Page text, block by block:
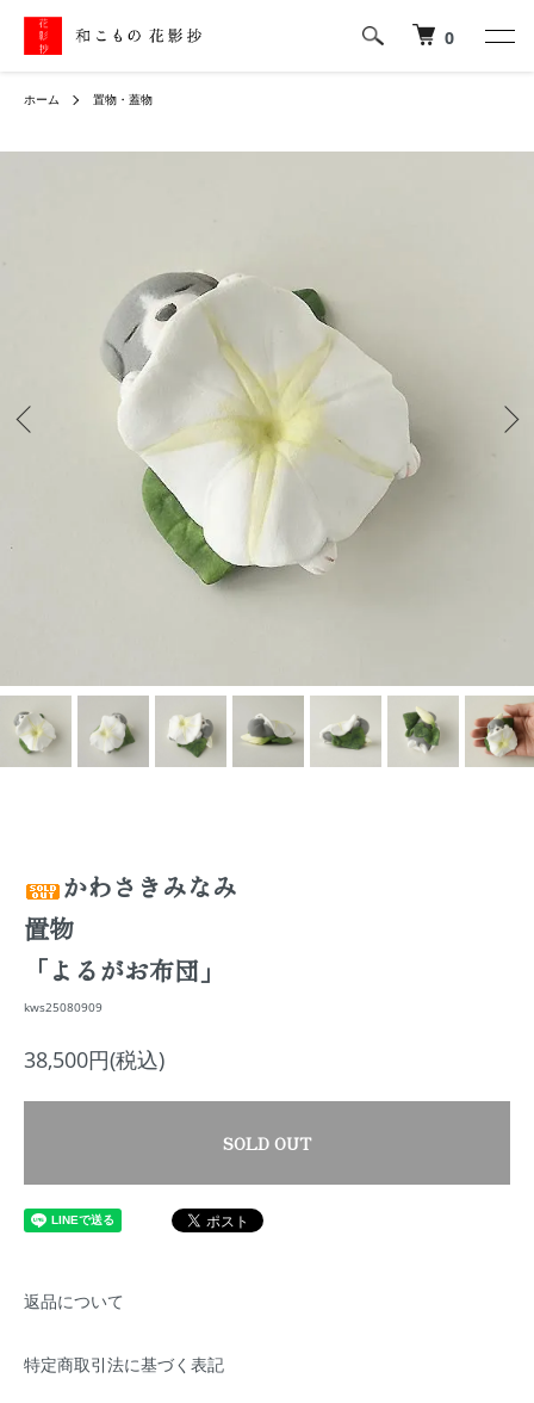
0
ホーム 置物・蓋物
かわさきみなみ
置物
「よるがお布団」
kws25080909
38,500円(税込)
SOLD OUT
返品について
特定商取引法に基づく表記